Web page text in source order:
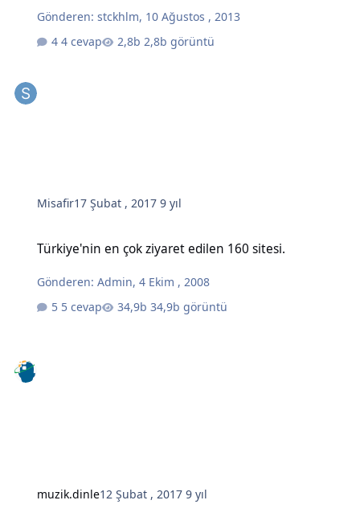
Gönderen:stckhlm, 10 Ağustos , 2013
4 cevap
2,8b görüntü
Misafir17 Şubat , 20179 yıl
Türkiye'nin en çok ziyaret edilen 160 sitesi.
Gönderen:Admin,4 Ekim , 2008
5 cevap
34,9b görüntü
muzik.dinle12 Şubat , 20179 yıl